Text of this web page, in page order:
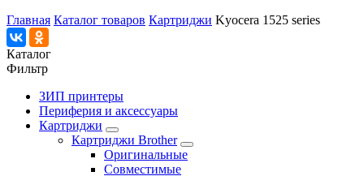
Главная Каталог товаров Картриджи Kyocera 1525 series
Каталог
Фильтр
ЗИП принтеры
Периферия и аксессуары
Картриджи
Картриджи Brother
Оригинальные
Совместимые